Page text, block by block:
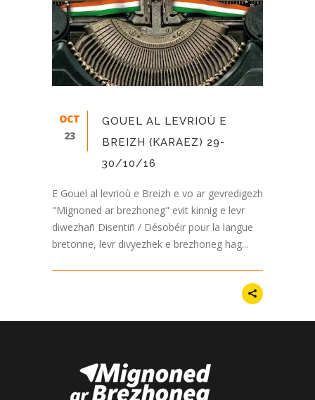
OCT
23
GOUEL AL LEVRIOÙ E
BREIZH (KARAEZ) 29-
30/10/16
E Gouel al levrioù e Breizh e vo ar gevredigezh
"Mignoned ar brezhoneg" evit kinnig e levr
diwezhañ Disentiñ / Désobéir pour la langue
bretonne, levr divyezhek e brezhoneg hag...